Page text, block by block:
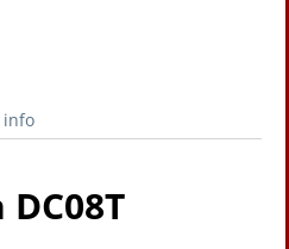
info